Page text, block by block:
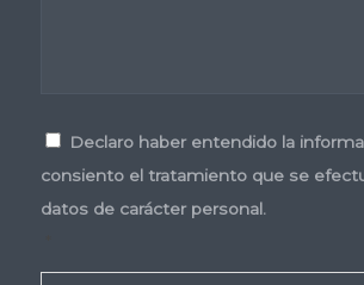
Declaro haber entendido la
consiento el tratamiento que se
datos de carácter personal.